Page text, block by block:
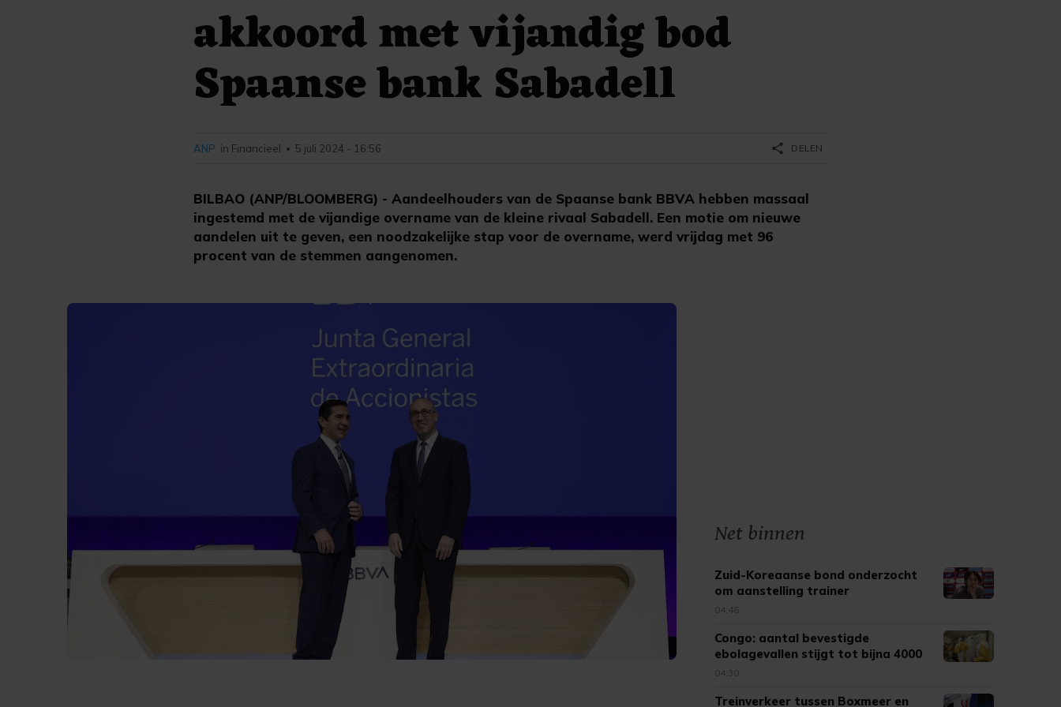
akkoord met vijandig bod
Spaanse bank Sabadell
BILBAO (ANP/BLOOMBERG) - Aandeelhouders van de Spaanse bank BBVA hebben massaal
ingestemd met de vijandige overname van de kleine rivaal Sabadell. Een motie om nieuwe
aandelen uit te geven, een noodzakelijke stap voor de overname, werd vrijdag met 96
procent van de stemmen aangenomen.
ANP in Financieel • 5 juli 2024 - 16:56 share DELEN
Net binnen
Zuid-Koreaanse bond onderzocht
om aanstelling trainer
04:46
Congo: aantal bevestigde
ebolagevallen stijgt tot bijna 4000
04:30
Treinverkeer tussen Boxmeer en